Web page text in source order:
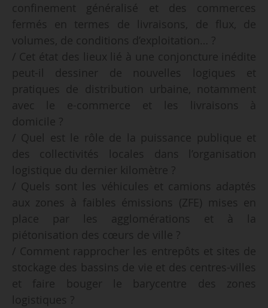
confinement généralisé et des commerces
fermés en termes de livraisons, de flux, de
volumes, de conditions d’exploitation… ?
/ Cet état des lieux lié à une conjoncture inédite
peut-il dessiner de nouvelles logiques et
pratiques de distribution urbaine, notamment
avec le e-commerce et les livraisons à
domicile ?
/ Quel est le rôle de la puissance publique et
des collectivités locales dans l’organisation
logistique du dernier kilomètre ?
/ Quels sont les véhicules et camions adaptés
aux zones à faibles émissions (ZFE) mises en
place par les agglomérations et à la
piétonisation des cœurs de ville ?
/ Comment rapprocher les entrepôts et sites de
stockage des bassins de vie et des centres-villes
et faire bouger le barycentre des zones
logistiques ?